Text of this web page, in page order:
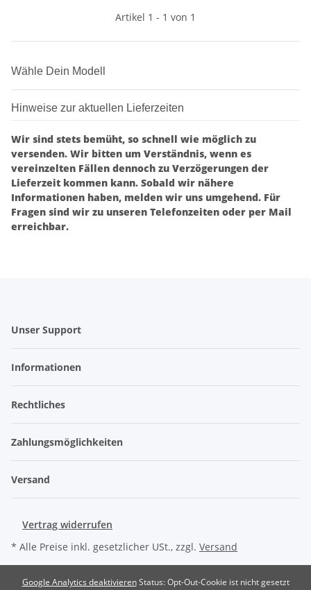
Artikel 1 - 1 von 1
Wähle Dein Modell
Hinweise zur aktuellen Lieferzeiten
Wir sind stets bemüht, so schnell wie möglich zu
versenden. Wir bitten um Verständnis, wenn es
vereinzelten Fällen dennoch zu Verzögerungen der
Lieferzeit kommen kann. Sobald wir nähere
Informationen haben, melden wir uns umgehend. Für
Fragen sind wir zu unseren Telefonzeiten oder per Mail
erreichbar.
Unser Support
Informationen
Rechtliches
Zahlungsmöglichkeiten
Versand
Vertrag widerrufen
* Alle Preise inkl. gesetzlicher USt., zzgl. Versand
Google Analytics deaktivieren Status: Opt-Out-Cookie ist nicht gesetzt